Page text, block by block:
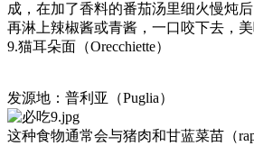
成，在加了香料的番茄汤里细火慢炖
再淋上辣椒酱或青酱，一口咬下去，美
9.猫耳朵面（Orecchiette）
发源地：普利亚（Puglia）
这种食物通常会与猪肉和甘蓝菜苗（